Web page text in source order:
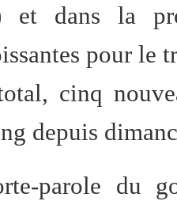
et dans la
pour le
cinq
depuis
parole du